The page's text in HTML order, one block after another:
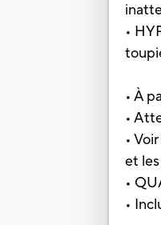
•
• À
•
•
et
•
•